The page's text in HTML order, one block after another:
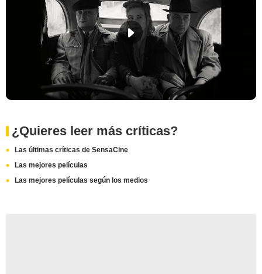
¿Quieres leer más críticas?
Las últimas críticas de SensaCine
Las mejores películas
Las mejores películas según los medios